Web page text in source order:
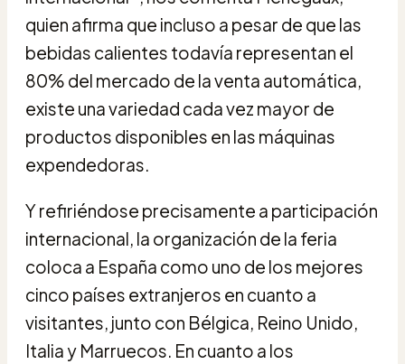
quien afirma que incluso a pesar de que las
bebidas calientes todavía representan el
80% del mercado de la venta automática,
existe una variedad cada vez mayor de
productos disponibles en las máquinas
expendedoras.
Y refiriéndose precisamente a participación
internacional, la organización de la feria
coloca a España como uno de los mejores
cinco países extranjeros en cuanto a
visitantes, junto con Bélgica, Reino Unido,
Italia y Marruecos. En cuanto a los